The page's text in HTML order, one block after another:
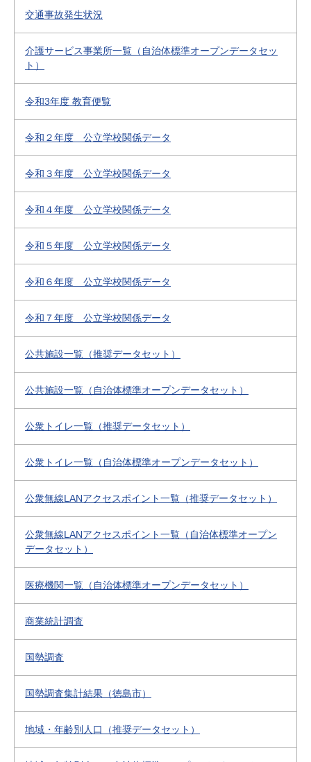
交通事故発生状況
介護サービス事業所一覧（自治体標準オープンデータセッ
ト）
令和3年度 教育便覧
令和２年度 公立学校関係データ
令和３年度 公立学校関係データ
令和４年度 公立学校関係データ
令和５年度 公立学校関係データ
令和６年度 公立学校関係データ
令和７年度 公立学校関係データ
公共施設一覧（推奨データセット）
公共施設一覧（自治体標準オープンデータセット）
公衆トイレ一覧（推奨データセット）
公衆トイレ一覧（自治体標準オープンデータセット）
公衆無線LANアクセスポイント一覧（推奨データセット）
公衆無線LANアクセスポイント一覧（自治体標準オープン
データセット）
医療機関一覧（自治体標準オープンデータセット）
商業統計調査
国勢調査
国勢調査集計結果（徳島市）
地域・年齢別人口（推奨データセット）